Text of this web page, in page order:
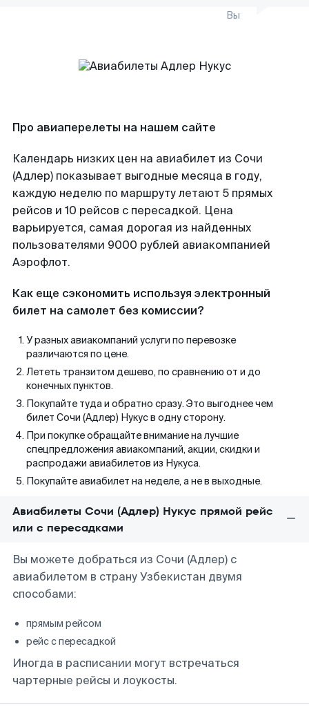
Вы
Про авиаперелеты на нашем сайте
Календарь низких цен на авиабилет из Сочи
(Адлер) показывает выгодные месяца в году,
каждую неделю по маршруту летают 5 прямых
рейсов и 10 рейсов с пересадкой. Цена
варьируется, самая дорогая из найденных
пользователями 9000 рублей авиакомпанией
Аэрофлот.
Как еще сэкономить используя электронный
билет на самолет без комиссии?
У разных авиакомпаний услуги по перевозке
различаются по цене.
Лететь транзитом дешево, по сравнению от и до
конечных пунктов.
Покупайте туда и обратно сразу. Это выгоднее чем
билет Сочи (Адлер) Нукус в одну сторону.
При покупке обращайте внимание на лучшие
спецпредложения авиакомпаний, акции, скидки и
распродажи авиабилетов из Нукуса.
Покупайте авиабилет на неделе, а не в выходные.
Авиабилеты Сочи (Адлер) Нукус прямой рейс
или с пересадками
Вы можете добраться из Сочи (Адлер) с
авиабилетом в страну Узбекистан двумя
способами:
прямым рейсом
рейс с пересадкой
Иногда в расписании могут встречаться
чартерные рейсы и лоукосты.